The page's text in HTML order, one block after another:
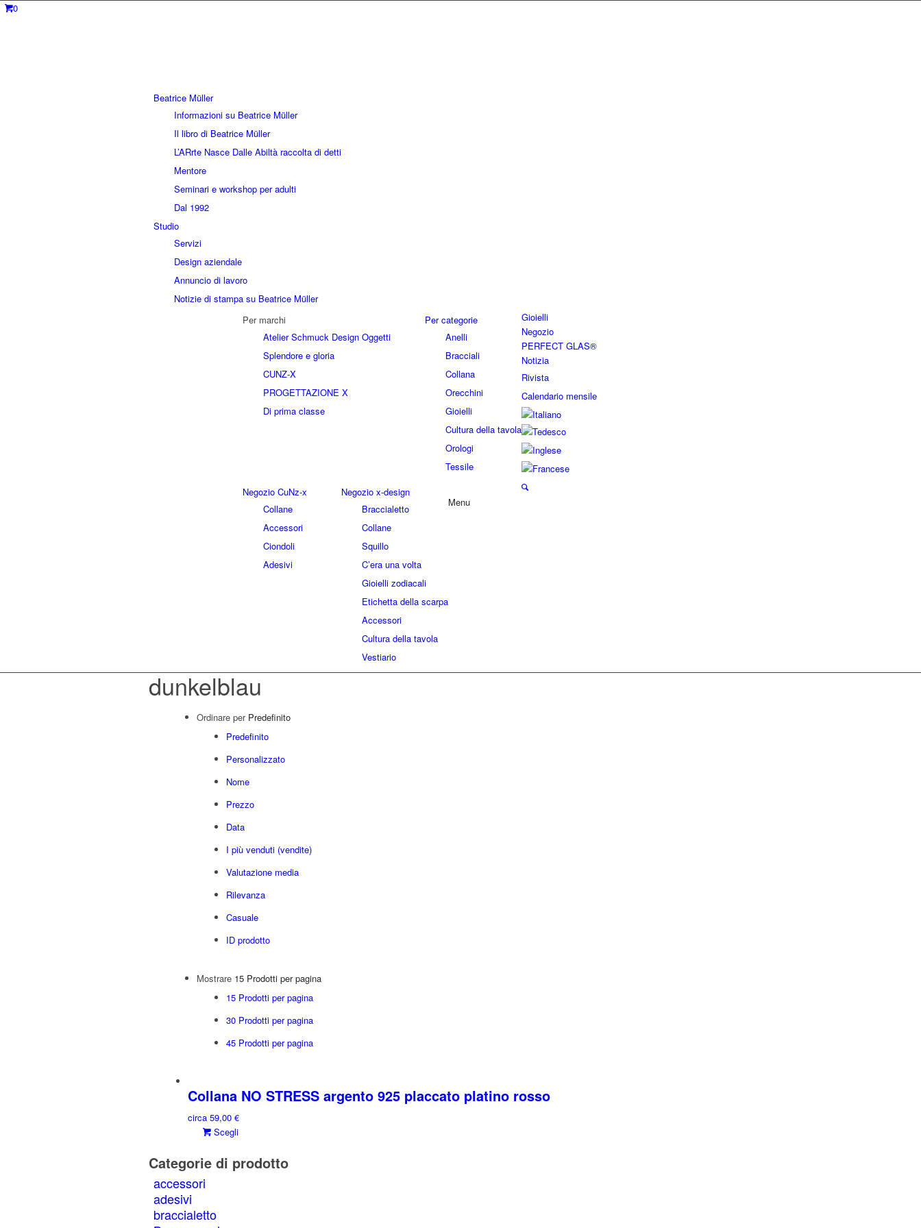
0
Beatrice Müller
Informazioni su Beatrice Müller
Il libro di Beatrice Müller
L’ARrte Nasce Dalle Abiltà raccolta di detti
Mentore
Seminari e workshop per adulti
Dal 1992
Studio
Servizi
Design aziendale
Annuncio di lavoro
Notizie di stampa su Beatrice Müller
Gioielli
Per marchi
Atelier Schmuck Design Oggetti
Splendore e gloria
CUNZ-X
PROGETTAZIONE X
Di prima classe
Per categorie
Anelli
Bracciali
Collana
Orecchini
Gioielli
Cultura della tavola
Orologi
Tessile
Negozio
Negozio CuNz-x
Collane
Accessori
Ciondoli
Adesivi
Negozio x-design
Braccialetto
Collane
Squillo
C’era una volta
Gioielli zodiacali
Etichetta della scarpa
Accessori
Cultura della tavola
Vestiario
PERFECT GLAS®
Notizia
Rivista
Calendario mensile
Menu
dunkelblau
Ordinare per Predefinito
Predefinito
Personalizzato
Nome
Prezzo
Data
I più venduti (vendite)
Valutazione media
Rilevanza
Casuale
ID prodotto
Mostrare 15 Prodotti per pagina
15 Prodotti per pagina
30 Prodotti per pagina
45 Prodotti per pagina
Collana NO STRESS argento 925 placcato platino rosso
circa 59,00 €
Scegli
ha
Categorie di prodotto
accessori
adesivi
braccialetto